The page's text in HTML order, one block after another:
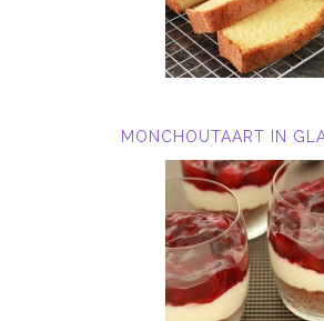
MONCHOUTAART IN